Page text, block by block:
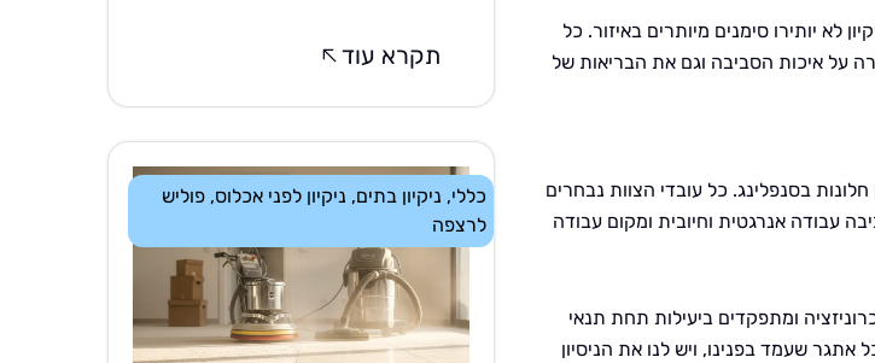
לא יותירו סימנים מיותרים באיזור. כל
על איכות הסביבה וגם את הבריאות של
בסנפלינג. כל עובדי הצוות נבחרים
עבודה אנרגטית וחיובית ומקום עבודה
ומתפקדים ביעילות תחת תנאי
שעמד בפנינו, ויש לנו את הניסיון
תקרא עוד
כללי, ניקיון בתים, ניקיון לפני אכלוס,פוליש
לרצפה